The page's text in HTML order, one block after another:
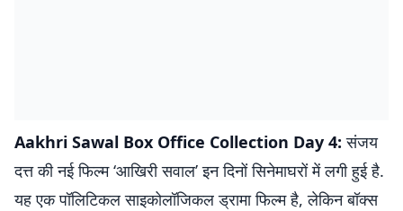
Aakhri Sawal Box Office Collection Day 4: संजय
दत्त की नई फिल्म ‘आखिरी सवाल’ इन दिनों सिनेमाघरों में लगी हुई है.
यह एक पॉलिटिकल साइकोलॉजिकल ड्रामा फिल्म है, लेकिन बॉक्स